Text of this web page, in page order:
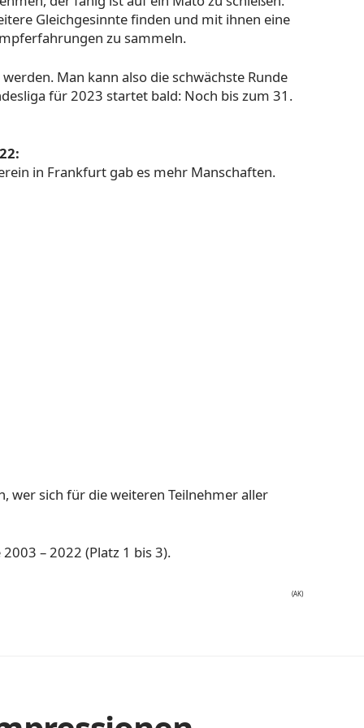
Gleichgesinnte finden und mit ihnen eine
zu sammeln.
Man kann also die schwächste Runde
für 2023 startet bald: Noch bis zum 31.
in Frankfurt gab es mehr Manschaften.
wer sich für die weiteren Teilnehmer aller
– 2022 (Platz 1 bis 3).
(AK)